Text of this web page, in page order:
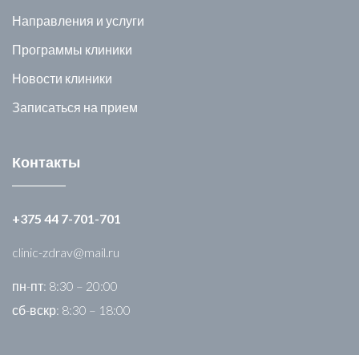
Направления и услуги
Программы клиники
Новости клиники
Записаться на прием
Контакты
+375 44 7-701-701
clinic-zdrav@mail.ru
пн-пт: 8:30 – 20:00
сб-вскр: 8:30 – 18:00